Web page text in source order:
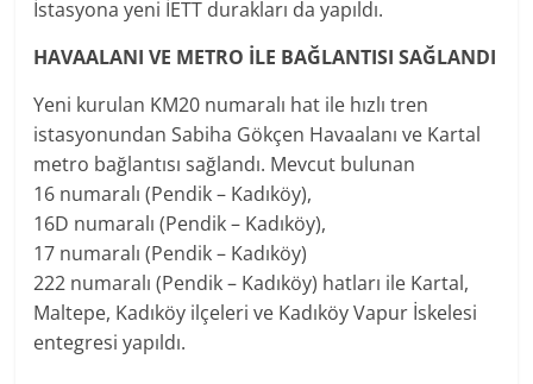
İstasyona yeni İETT durakları da yapıldı.
HAVAALANI VE METRO İLE BAĞLANTISI SAĞLANDI
Yeni kurulan KM20 numaralı hat ile hızlı tren
istasyonundan Sabiha Gökçen Havaalanı ve Kartal
metro bağlantısı sağlandı. Mevcut bulunan
16 numaralı (Pendik – Kadıköy),
16D numaralı (Pendik – Kadıköy),
17 numaralı (Pendik – Kadıköy)
222 numaralı (Pendik – Kadıköy) hatları ile Kartal,
Maltepe, Kadıköy ilçeleri ve Kadıköy Vapur İskelesi
entegresi yapıldı.